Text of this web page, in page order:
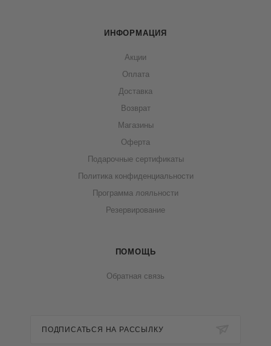
ИНФОРМАЦИЯ
Акции
Оплата
Доставка
Возврат
Магазины
Оферта
Подарочные сертификаты
Политика конфиденциальности
Программа лояльности
Резервирование
ПОМОЩЬ
Обратная связь
ПОДПИСАТЬСЯ НА РАССЫЛКУ